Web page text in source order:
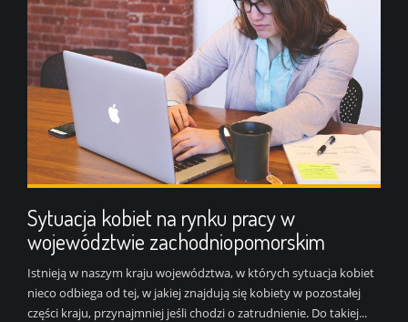
Sytuacja kobiet na rynku pracy w
województwie zachodniopomorskim
Istnieją w naszym kraju województwa, w których sytuacja kobiet
nieco odbiega od tej, w jakiej znajdują się kobiety w pozostałej
części kraju, przynajmniej jeśli chodzi o zatrudnienie. Do takiej...